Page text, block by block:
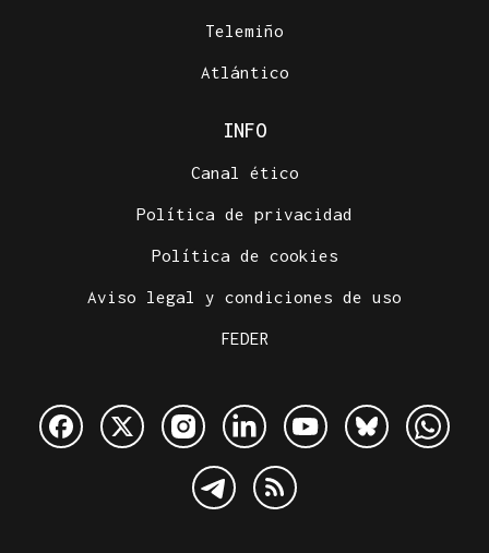
Telemiño
Atlántico
INFO
Canal ético
Política de privacidad
Política de cookies
Aviso legal y condiciones de uso
FEDER